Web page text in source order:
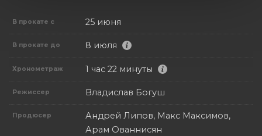
В прокате с 25 июня
В прокате до 8 июля
Хронометраж 1 час 22 минуты
Режиссер Владислав Богуш
Продюсер
Андрей Липов, Макс Максимов,
Арам Ованнисян